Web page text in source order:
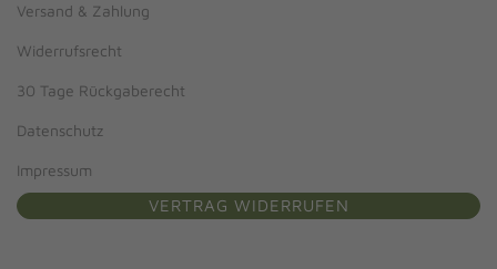
Versand & Zahlung
Widerrufsrecht
30 Tage Rückgaberecht
Datenschutz
Impressum
VERTRAG WIDERRUFEN